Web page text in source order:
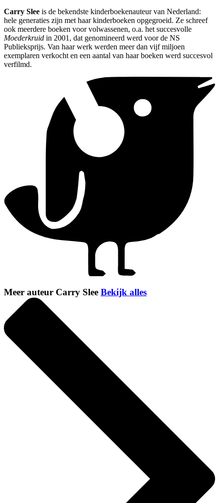
Carry Slee is de bekendste kinderboekenauteur van Nederland:
hele generaties zijn met haar kinderboeken opgegroeid. Ze schreef
ook meerdere boeken voor volwassenen, o.a. het succesvolle
Moederkruid in 2001, dat genomineerd werd voor de NS
Publieksprijs. Van haar werk werden meer dan vijf miljoen
exemplaren verkocht en een aantal van haar boeken werd succesvol
verfilmd.
Meer auteur Carry Slee Bekijk alles